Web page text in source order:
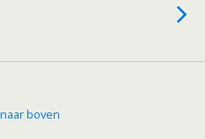
boven